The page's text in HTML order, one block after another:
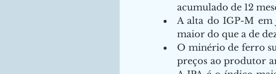
acumulado de 12
A alta do IGP-M em
maior do que a de
O minério de ferro
preços ao produtor